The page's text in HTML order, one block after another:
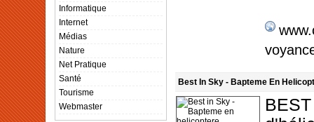
Informatique
Internet
Médias
Nature
Net Pratique
Santé
Tourisme
Webmaster
Best In Sky - Bapteme En